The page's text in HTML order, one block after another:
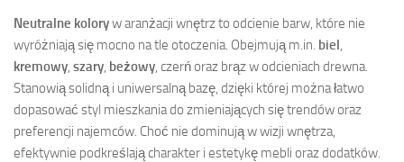
Neutralne koloryw aranżacji wnętrz to odcienie barw, które nie
wyróżniają się mocno na tle otoczenia. Obejmują m.in. biel
kremowy szary beżowy , czerń oraz brąz w odcieniach drewna.
Stanowią solidną i uniwersalną bazę, dzięki której można łatwo
dopasować styl mieszkania do zmieniających się trendów oraz
preferencji najemców. Choć nie dominują w wizji wnętrza,
efektywnie podkreślają charakter i estetykę mebli oraz dodatków.